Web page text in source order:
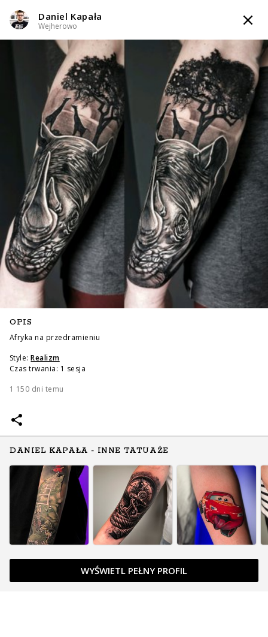
TATTOOARTIST
Daniel Kapała
Wejherowo
Styl tatuażu: Black & Grey / Newschool / Graffiti / Cartoon / Realizm
/ Watercolor
WIADOMOŚĆ
TATUAŻE WZORY TATTOO LIFE INFO
Daniel Kapała
Wejherowo
OPIS
Afryka na przedramieniu
Style: Realizm
Czas trwania: 1 sesja
1 150 dni temu
DANIEL KAPAŁA - INNE TATUAŻE
WYŚWIETL PEŁNY PROFIL